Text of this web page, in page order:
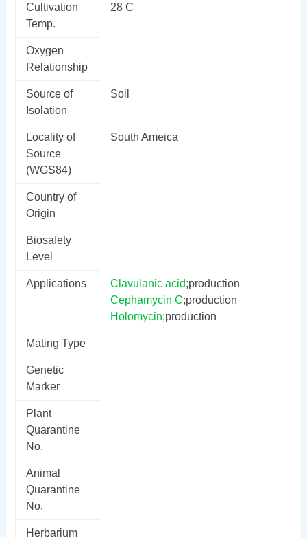
Cultivation
Temp.
28 C
Oxygen
Relationship
Source of
Isolation
Soil
Locality of
Source
(WGS84)
South Ameica
Country of
Origin
Biosafety
Level
Applications Clavulanic acid;production
Cephamycin C;production
Holomycin;production
Mating Type
Genetic
Marker
Plant
Quarantine
No.
Animal
Quarantine
No.
Herbarium